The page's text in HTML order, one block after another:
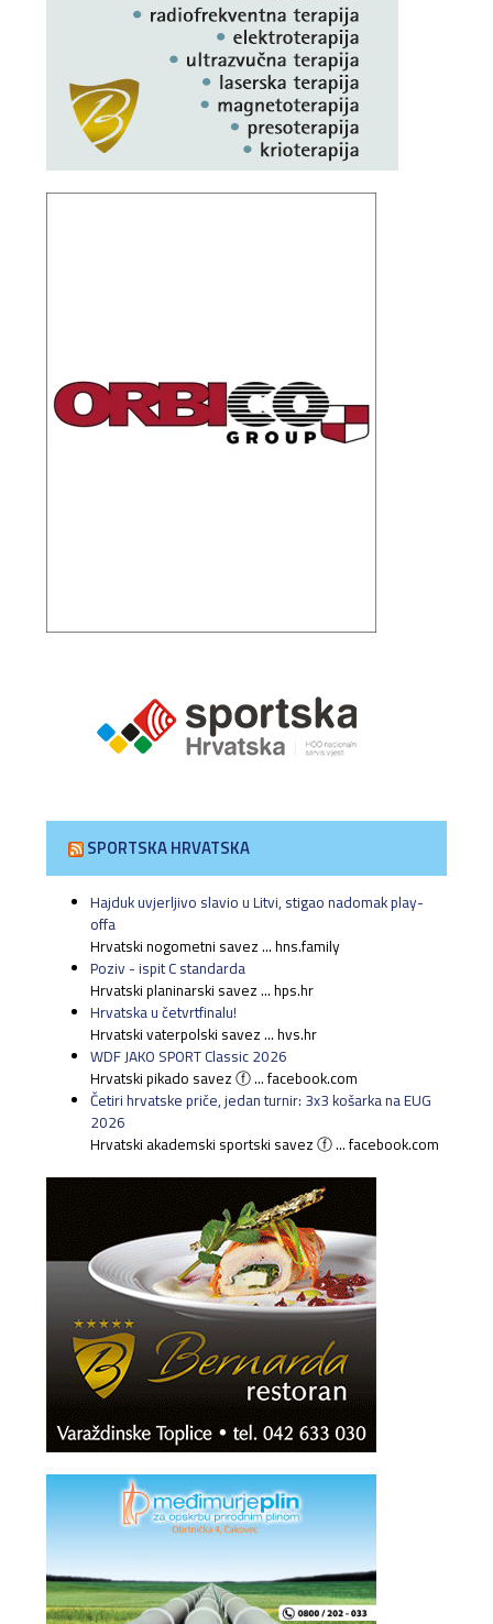
SPORTSKA HRVATSKA
Hajduk uvjerljivo slavio u Litvi, stigao nadomak play-
offa
Hrvatski nogometni savez ... hns.family
Poziv - ispit C standarda
Hrvatski planinarski savez ... hps.hr
Hrvatska u četvrtfinalu!
Hrvatski vaterpolski savez ... hvs.hr
WDF JAKO SPORT Classic 2026
Hrvatski pikado savez ⓕ ... facebook.com
Četiri hrvatske priče, jedan turnir: 3x3 košarka na EUG
2026
Hrvatski akademski sportski savez ⓕ ... facebook.com